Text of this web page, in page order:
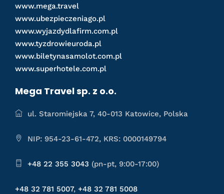
www.mega.travel
www.ubezpieczeniago.pl
www.wyjazdydlafirm.com.pl
www.tyzdrowieuroda.pl
www.biletynasamolot.com.pl
www.superhotele.com.pl
Mega Travel sp. z o.o.
ul. Staromiejska 7, 40-013 Katowice, Polska
NIP: 954-23-61-472, KRS: 0000149794
+48 22 355 3043 (pn-pt, 9:00-17:00)
+48 32 781 5007, +48 32 781 5008